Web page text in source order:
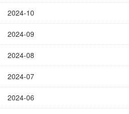
2024-10
2024-09
2024-08
2024-07
2024-06